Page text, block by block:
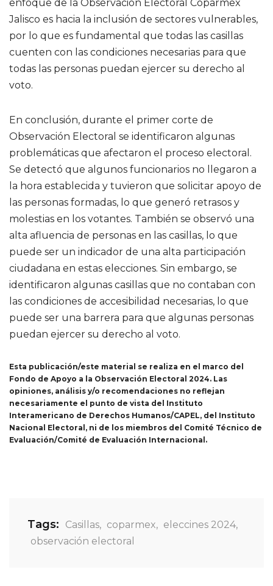
enfoque de la Observación Electoral Coparmex
Jalisco es hacia la inclusión de sectores vulnerables,
por lo que es fundamental que todas las casillas
cuenten con las condiciones necesarias para que
todas las personas puedan ejercer su derecho al
voto.
En conclusión, durante el primer corte de
Observación Electoral se identificaron algunas
problemáticas que afectaron el proceso electoral.
Se detectó que algunos funcionarios no llegaron a
la hora establecida y tuvieron que solicitar apoyo de
las personas formadas, lo que generó retrasos y
molestias en los votantes. También se observó una
alta afluencia de personas en las casillas, lo que
puede ser un indicador de una alta participación
ciudadana en estas elecciones. Sin embargo, se
identificaron algunas casillas que no contaban con
las condiciones de accesibilidad necesarias, lo que
puede ser una barrera para que algunas personas
puedan ejercer su derecho al voto.
Esta publicación/este material se realiza en el marco del
Fondo de Apoyo a la Observación Electoral 2024. Las
opiniones, análisis y/o recomendaciones no reflejan
necesariamente el punto de vista del Instituto
Interamericano de Derechos Humanos/CAPEL, del Instituto
Nacional Electoral, ni de los miembros del Comité Técnico de
Evaluación/Comité de Evaluación Internacional.
Tags: Casillas, coparmex, eleccines 2024,
observación electoral